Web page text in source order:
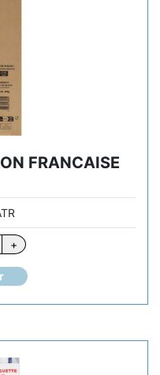
FRANCAISE
+